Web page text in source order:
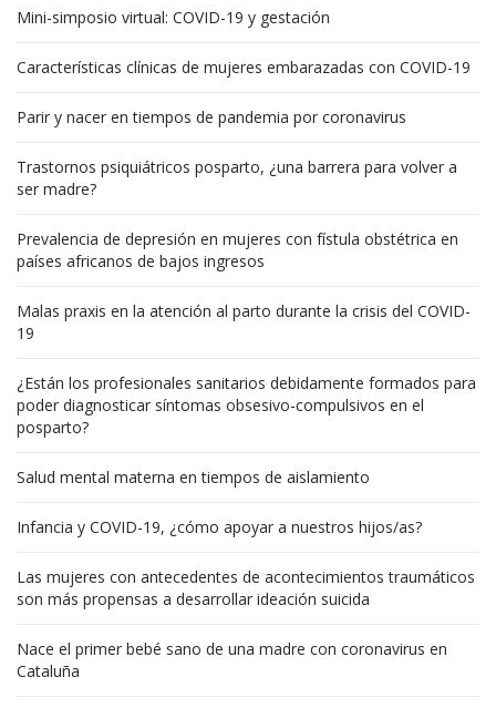
Mini-simposio virtual: COVID-19 y gestación
Características clínicas de mujeres embarazadas con COVID-19
Parir y nacer en tiempos de pandemia por coronavirus
Trastornos psiquiátricos posparto, ¿una barrera para volver a
ser madre?
Prevalencia de depresión en mujeres con fístula obstétrica en
países africanos de bajos ingresos
Malas praxis en la atención al parto durante la crisis del COVID-
19
¿Están los profesionales sanitarios debidamente formados para
poder diagnosticar síntomas obsesivo-compulsivos en el
posparto?
Salud mental materna en tiempos de aislamiento
Infancia y COVID-19, ¿cómo apoyar a nuestros hijos/as?
Las mujeres con antecedentes de acontecimientos traumáticos
son más propensas a desarrollar ideación suicida
Nace el primer bebé sano de una madre con coronavirus en
Cataluña